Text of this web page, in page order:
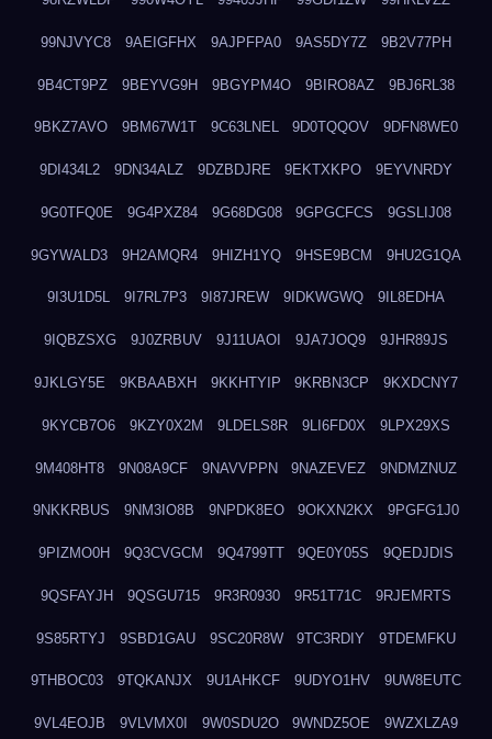
99NJVYC8 9AEIGFHX 9AJPFPA0 9AS5DY7Z 9B2V77PH
9B4CT9PZ 9BEYVG9H 9BGYPM4O 9BIRO8AZ 9BJ6RL38
9BKZ7AVO 9BM67W1T 9C63LNEL 9D0TQQOV 9DFN8WE0
9DI434L2 9DN34ALZ 9DZBDJRE 9EKTXKPO 9EYVNRDY
9G0TFQ0E 9G4PXZ84 9G68DG08 9GPGCFCS 9GSLIJ08
9GYWALD3 9H2AMQR4 9HIZH1YQ 9HSE9BCM 9HU2G1QA
9I3U1D5L 9I7RL7P3 9I87JREW 9IDKWGWQ 9IL8EDHA
9IQBZSXG 9J0ZRBUV 9J11UAOI 9JA7JOQ9 9JHR89JS
9JKLGY5E 9KBAABXH 9KKHTYIP 9KRBN3CP 9KXDCNY7
9KYCB7O6 9KZY0X2M 9LDELS8R 9LI6FD0X 9LPX29XS
9M408HT8 9N08A9CF 9NAVVPPN 9NAZEVEZ 9NDMZNUZ
9NKKRBUS 9NM3IO8B 9NPDK8EO 9OKXN2KX 9PGFG1J0
9PIZMO0H 9Q3CVGCM 9Q4799TT 9QE0Y05S 9QEDJDIS
9QSFAYJH 9QSGU715 9R3R0930 9R51T71C 9RJEMRTS
9S85RTYJ 9SBD1GAU 9SC20R8W 9TC3RDIY 9TDEMFKU
9THBOC03 9TQKANJX 9U1AHKCF 9UDYO1HV 9UW8EUTC
9VL4EOJB 9VLVMX0I 9W0SDU2O 9WNDZ5OE 9WZXLZA9